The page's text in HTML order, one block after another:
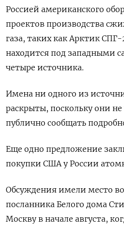
Россией американского
проектов производства
газа, таких как Арктик
находится под западными
четыре источника.
Имена ни одного из
раскрыты, поскольку они
публично сообщать
Еще одно предложение
покупки США у России
Обсуждения имели место
посланника Белого дома
Москву в начале августа,